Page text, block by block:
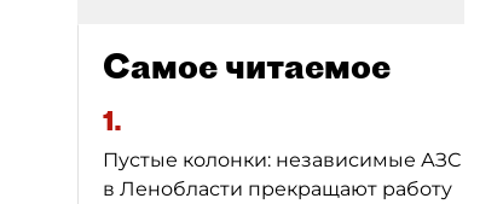
Самое читаемое
1.
Пустые колонки: независимые АЗС
в Ленобласти прекращают работу